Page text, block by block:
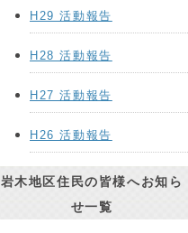
H29 活動報告
H28 活動報告
H27 活動報告
H26 活動報告
岩木地区住民の皆様へお知ら
せ一覧